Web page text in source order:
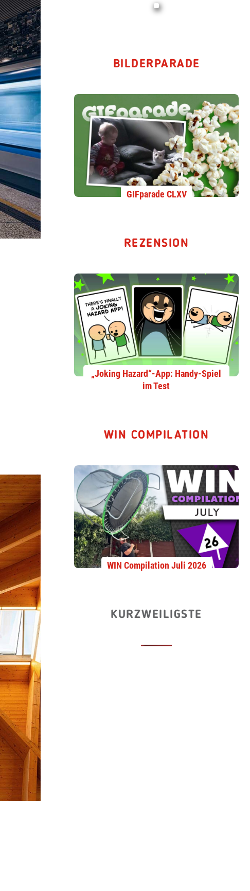
BILDERPARADE
GIFparade CLXV
REZENSION
„Joking Hazard“-App: Handy-Spiel
im Test
WIN COMPILATION
WIN Compilation Juli 2026
KURZWEILIGSTE